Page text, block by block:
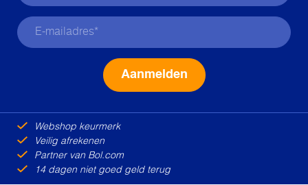
Webshop keurmerk
Veilig afrekenen
Partner van Bol.com
14 dagen niet goed geld terug